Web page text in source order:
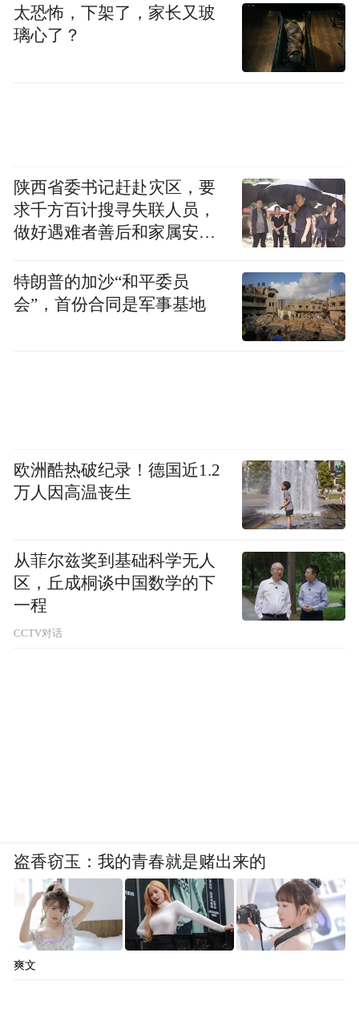
但近年来公司盈利表现不佳，2022年至2024
年，深康佳A的归母净利润分别为-14.70亿
公司称，受市场竞争加剧、供应链持续波动
以及刚性费用压降空间有限等因素的影响，
2025年一季报显示，公司实现营业收入25.44
亿元，同比增长3.32%；归母净利润为
9481.07万元，同比增长118.59%；扣非后归
母净利润为-4.41亿元。
今年4月，深康佳A披露，公司控股股东将变
月14日出现一字涨停，1月16日也出现涨停，
1月17日一度涨至6.88元/股的高位。但该股在
4月曾跌至3.71元/股，在宣布控股股东将变更
后，多个交易日连续拉涨，反弹至5.7元/股附
近。截至6月10日，深康佳A报收于4.93元/
太恐怖，下架了，家长又玻
璃心了？
陕西省委书记赶赴灾区，要
求千方百计搜寻失联人员，
做好遇难者善后和家属安抚
特朗普的加沙“和平委员
会”，首份合同是军事基地
欧洲酷热破纪录！德国近1.2
万人因高温丧生
从菲尔兹奖到基础科学无人
区，丘成桐谈中国数学的下
一程
CCTV对话
盗香窃玉：我的青春就是赌出来的
爽文